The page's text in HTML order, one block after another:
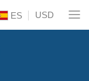
ES USD